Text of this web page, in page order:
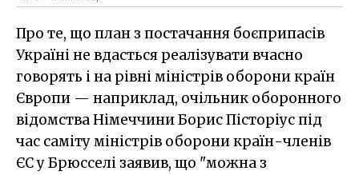
Про те, що план з постачання боєприпасів
Україні не вдасться реалізувати вчасно
говорять і на рівні міністрів оборони країн
Європи — наприклад, очільник оборонного
відомства Німеччини Борис Пісторіус під
час саміту міністрів оборони країн-членів
ЄС у Брюсселі заявив, що "можна з